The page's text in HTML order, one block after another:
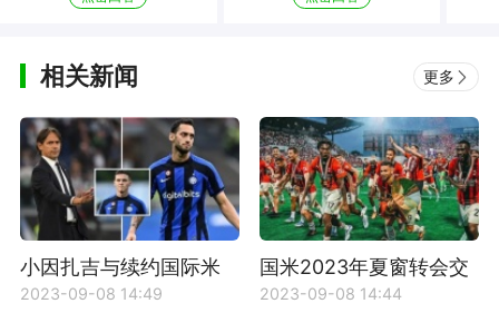
相关新闻 更多
小因扎吉与续约国际米
兰的优势
2023-09-08 14:49
国米2023年夏窗转会交
易结果
2023-09-08 14:44